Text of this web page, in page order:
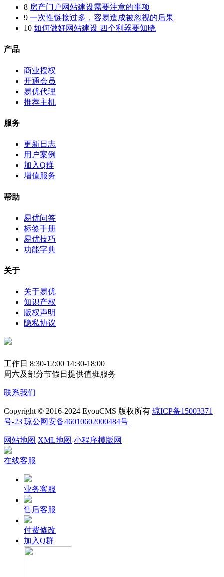
8 房产门户网站建设需要注意的事项
9 一次性链接过多，容易造成被忽视的后果
10 如何做好网站建设 四个利器要知晓
产品
商业授权
开通会员
易优代理
推荐主机
服务
更新日志
用户案例
加入Q群
增值服务
帮助
易优问答
标签手册
易优技巧
功能字典
关于
关于易优
知识产权
版权声明
隐私协议
工作日 8:30-12:00 14:30-18:00
周六及部分节假日提供值班服务
联系我们
Copyright © 2016-2024 EyouCMS 版权所有 琼ICP备15003371
号-23 琼公网安备46010602000484号
网站地图 XML地图 小程序模版网
在线客服
业务客服
售后客服
付费修改
加入Q群